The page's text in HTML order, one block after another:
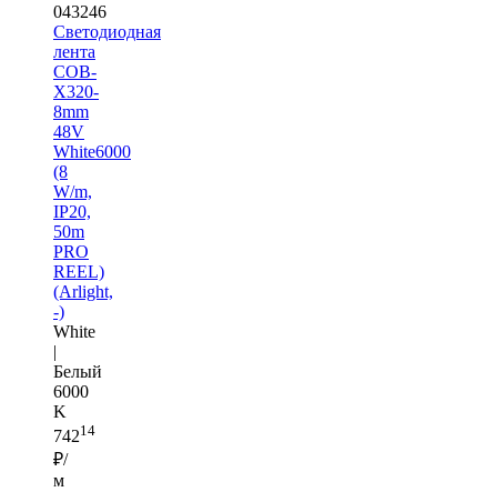
043246
Светодиодная
лента
COB-
X320-
8mm
48V
White6000
(8
W/m,
IP20,
50m
PRO
REEL)
(Arlight,
-)
White
|
Белый
6000
K
74214
₽/
м